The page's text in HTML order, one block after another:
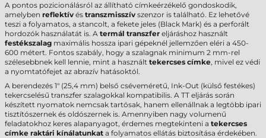
A pontos pozicionálásról az állítható címkeérzékelő gondoskodik,
amelyben reflektív és transzmisszív szenzor is található. Ez lehetővé
teszi a folyamatos, a stancolt, a fekete jeles (Black Mark) és a perforált
hordozók használatát is. A termál transzfer eljáráshoz használt
festékszalag maximális hossza ipari gépeknél jellemzően eléri a 450-
600 métert. Fontos szabály, hogy a szalagnak minimum 2 mm-rel
szélesebbnek kell lennie, mint a használt tekercses címke, mivel ez védi
a nyomtatófejet az abrazív hatásoktól.
A berendezés 1" (25,4 mm) belső cséveméretű, Ink-Out (külső festékes)
tekercselésű transzfer szalagokkal kompatibilis. A TT eljárás során
készített nyomatok nemcsak tartósak, hanem ellenállnak a legtöbb ipari
tisztítószernek és oldószernek is. Amennyiben nagy volumenű
feladatokhoz keres alapanyagot, érdemes megtekinteni a tekercses
címke raktári kínálatunkat a folyamatos ellátás biztosítása érdekében.